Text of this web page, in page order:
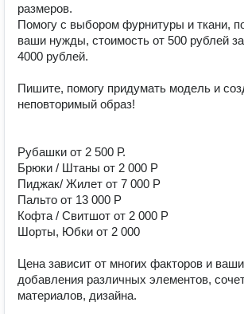
размеров.
Помогу с выбором фурнитуры и ткани,
ваши нужды, стоимость от 500 рублей
4000 рублей.
Пишите, помогу придумать модель и
неповторимый образ!
Рубашки от 2 500 Р.
Брюки / Штаны от 2 000 Р
Пиджак/ Жилет от 7 000 Р
Пальто от 13 000 Р
Кофта / Свитшот от 2 000 Р
Шорты, Юбки от 2 000
Цена зависит от многих факторов и
добавления различных элементов,
материалов, дизайна.